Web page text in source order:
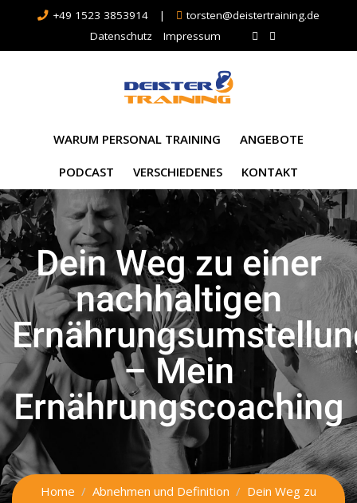
+49 1523 3853914 |
torsten@deistertraining.de
Datenschutz
Impressum
WARUM PERSONAL TRAINING ANGEBOTE
PODCAST VERSCHIEDENES KONTAKT
Dein Weg zu einer
nachhaltigen
– Mein
Ernährungscoaching
Home Abnehmen und Definition
Dein Weg zu